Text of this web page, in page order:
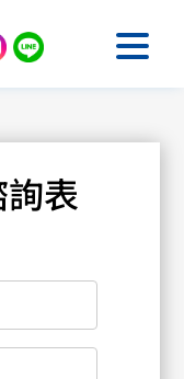
表